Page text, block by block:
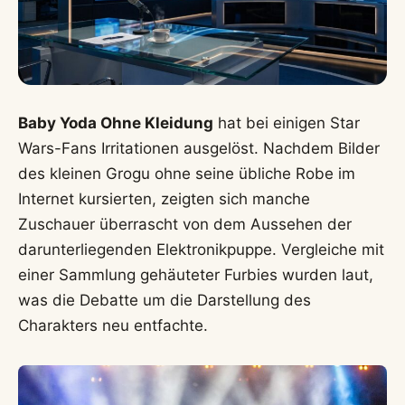
Baby Yoda Ohne Kleidung hat bei einigen Star
Wars-Fans Irritationen ausgelöst. Nachdem Bilder
des kleinen Grogu ohne seine übliche Robe im
Internet kursierten, zeigten sich manche
Zuschauer überrascht von dem Aussehen der
darunterliegenden Elektronikpuppe. Vergleiche mit
einer Sammlung gehäuteter Furbies wurden laut,
was die Debatte um die Darstellung des
Charakters neu entfachte.